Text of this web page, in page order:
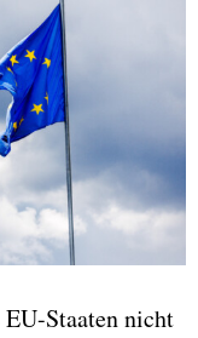
Staaten nicht